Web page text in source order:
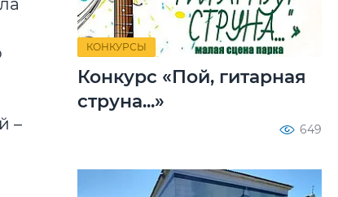
–
КОНКУРСЫ
Конкурс «Пой, гитарная
струна...»
649